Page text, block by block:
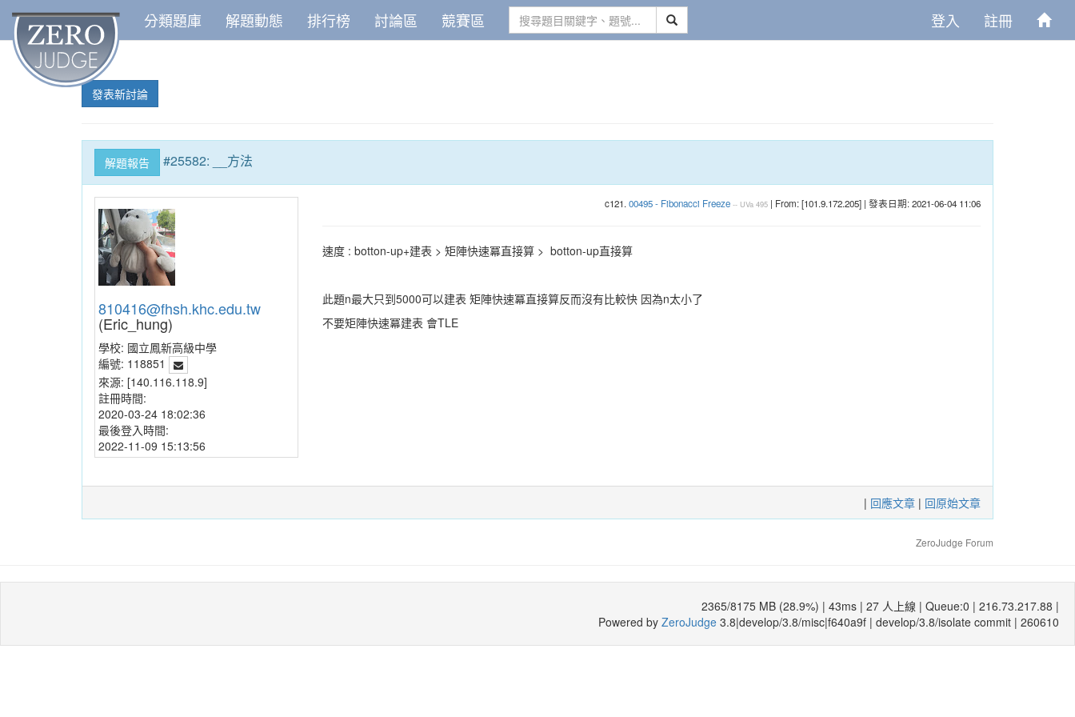
分類題庫 解題動態 排行榜 討論區 競賽區 登入 註冊
發表新討論
解題報告 #25582: __方法
810416@fhsh.khc.edu.tw
(Eric_hung)
學校: 國立鳳新高級中學
編號: 118851
來源: [140.116.118.9]
註冊時間:
2020-03-24 18:02:36
最後登入時間:
2022-11-09 15:13:56
c121. 00495 - Fibonacci Freeze -- UVa 495 | From: [101.9.172.205] | 發表日期: 2021-06-04 11:06
速度 : botton-up+建表 > 矩陣快速冪直接算 > botton-up直接算
此題n最大只到5000可以建表 矩陣快速冪直接算反而沒有比較快 因為n太小了
不要矩陣快速冪建表 會TLE
| 回應文章 | 回原始文章
ZeroJudge Forum
2365/8175 MB (28.9%) | 43ms | 27 人上線 | Queue:0 | 216.73.217.88 |
Powered by ZeroJudge 3.8|develop/3.8/misc|f640a9f | develop/3.8/isolate commit | 260610